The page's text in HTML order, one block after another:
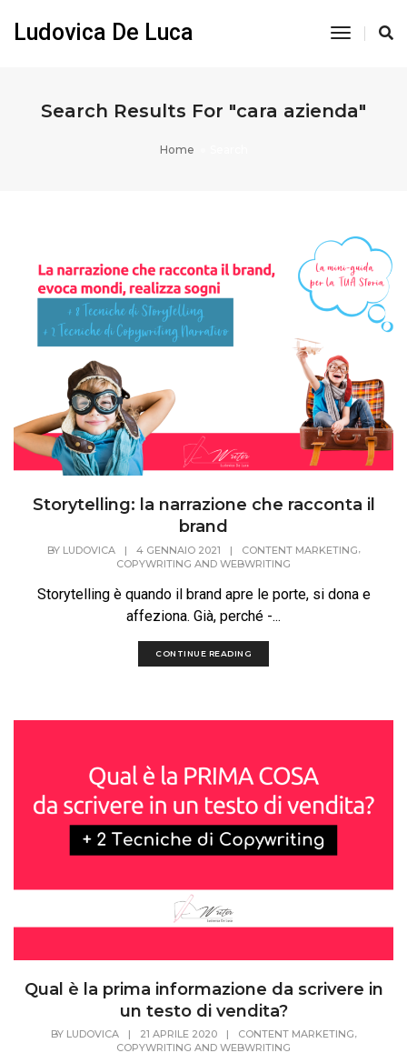
Ludovica De Luca
Toggle
Search Results For "cara azienda"
Home
Storytelling: la narrazione che racconta il
brand
BY LUDOVICA | 4 GENNAIO 2021 | CONTENT MARKETING,
COPYWRITING AND WEBWRITING
Storytelling è quando il brand apre le porte, si dona e
affeziona. Già, perché -...
CONTINUE READING
Qual è la prima informazione da scrivere in
un testo di vendita?
BY LUDOVICA | 21 APRILE 2020 | CONTENT MARKETING,
COPYWRITING AND WEBWRITING